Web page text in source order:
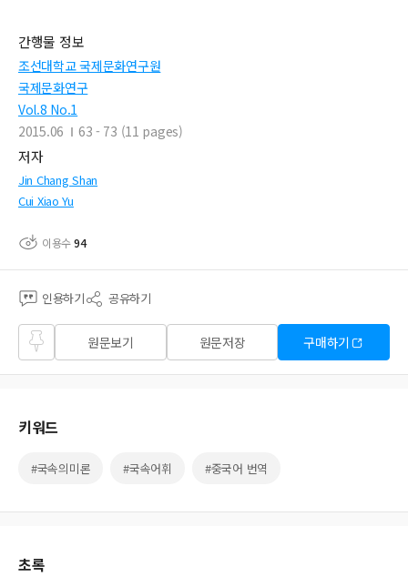
간행물 정보
조선대학교 국제문화연구원
국제문화연구
Vol.8 No.1
2015.06
63 - 73 (11 pages)
저자
Jin Chang Shan
Cui Xiao Yu
이용수94
인용하기 공유하기
즐겨
찾기
원문보기 원문저장 구매하기
키워드
#국속의미론 #국속어휘 #중국어 번역
초록